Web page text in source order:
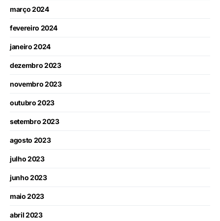
março 2024
fevereiro 2024
janeiro 2024
dezembro 2023
novembro 2023
outubro 2023
setembro 2023
agosto 2023
julho 2023
junho 2023
maio 2023
abril 2023